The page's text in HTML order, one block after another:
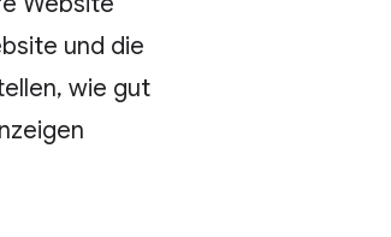
und die
wie gut